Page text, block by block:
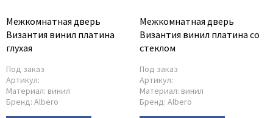
Межкомнатная дверь
Византия винил платина
глухая
Под заказ
Артикул:
Материал: винил
Бренд: Albero
Межкомнатная дверь
Византия винил платина со
стеклом
Под заказ
Артикул:
Материал: винил
Бренд: Albero